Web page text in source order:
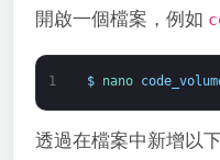
開啟一個檔案，例如
1 $ nano
透過在檔案中新增以